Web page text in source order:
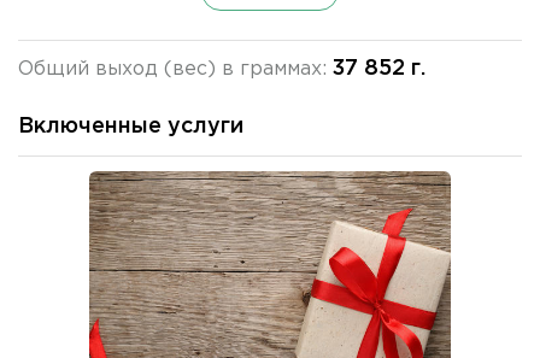
Общий выход (вес) в граммах: 37 852 г.
Включенные услуги